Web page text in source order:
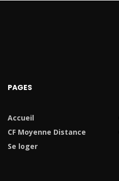
PAGES
Accueil
CF Moyenne Distance
Se loger